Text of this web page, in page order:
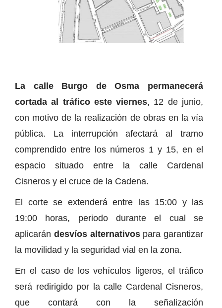
La calle Burgo de Osma permanecerá
cortada al tráfico este viernes, 12 de junio,
con motivo de la realización de obras en la vía
pública. La interrupción afectará al tramo
comprendido entre los números 1 y 15, en el
espacio situado entre la calle Cardenal
Cisneros y el cruce de la Cadena.
El corte se extenderá entre las 15:00 y las
19:00 horas, periodo durante el cual se
aplicarán desvíos alternativospara garantizar
la movilidad y la seguridad vial en la zona.
En el caso de los vehículos ligeros, el tráfico
será redirigido por la calle Cardenal Cisneros,
que contará con la señalización